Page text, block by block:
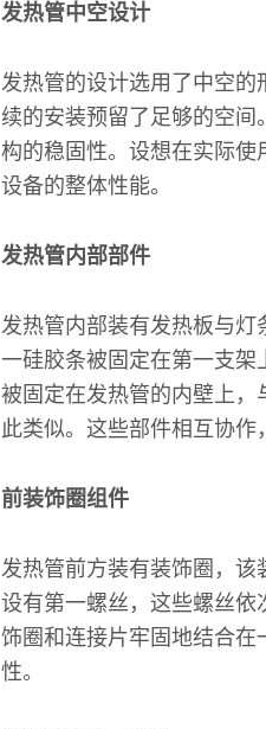
发热管中空设计
发热管的设计选用了中空
续的安装预留了足够的空
构的稳固性。设想在实际
设备的整体性能。
发热管内部部件
发热管内部装有发热板与
一硅胶条被固定在第一支
被固定在发热管的内壁上，
此类似。这些部件相互协作
前装饰圈组件
发热管前方装有装饰圈，
设有第一螺丝，这些螺丝
饰圈和连接片牢固地结合在
性。